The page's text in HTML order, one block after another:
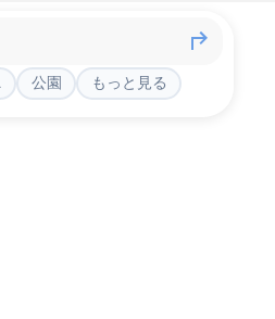
公園 もっと見る